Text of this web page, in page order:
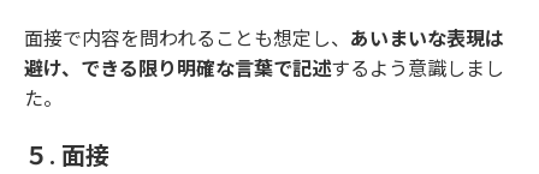
面接で内容を問われることも想定し、 あいまいな表現は
避け、できる限り明確な言葉で記述するよう意識しまし
た。
５. 面接